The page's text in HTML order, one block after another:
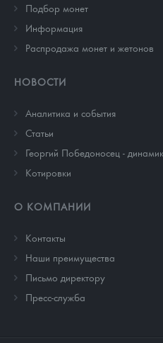
Подбор монет
Информация
Распродажа монет и жетонов
НОВОСТИ
Аналитика и события
Cтатьи
Георгий Победоносец -
Котировки
О КОМПАНИИ
Контакты
Наши преимущества
Письмо директору
Пресс-служба